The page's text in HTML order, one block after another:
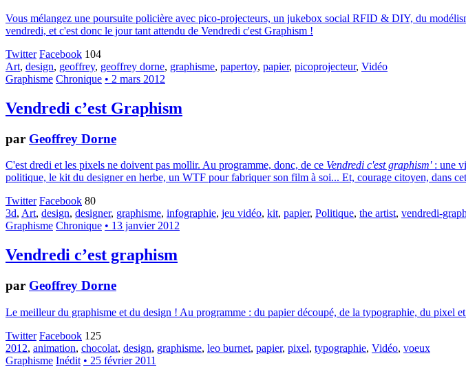
Vous mélangez une poursuite policière avec pico-projecteurs, un jukebox social RFID & DIY, du
vendredi, et c'est donc le jour tant attendu de Vendredi c'est Graphism !
Twitter Facebook 104
Art, design, geoffrey, geoffrey dorne, graphisme, papertoy, papier, picoprojecteur, Vidéo
Graphisme Chronique • 2 mars 2012
Vendredi c’est Graphism
par Geoffrey Dorne
C'est dredi et les pixels ne doivent pas mollir. Au programme, donc, de ce Vendredi c'est graphism' : une
politique, le kit du designer en herbe, un WTF pour fabriquer son film à soi... Et, courage citoyen, dans
Twitter Facebook 80
3d, Art, design, designer, graphisme, infographie, jeu vidéo, kit, papier, Politique, the artist, vendredi-
Graphisme Chronique • 13 janvier 2012
Vendredi c’est graphism
par Geoffrey Dorne
Le meilleur du graphisme et du design ! Au programme : du papier découpé, de la typographie, du pixel
Twitter Facebook 125
2012, animation, chocolat, design, graphisme, leo burnet, papier, pixel, typographie, Vidéo, voeux
Graphisme Inédit • 25 février 2011